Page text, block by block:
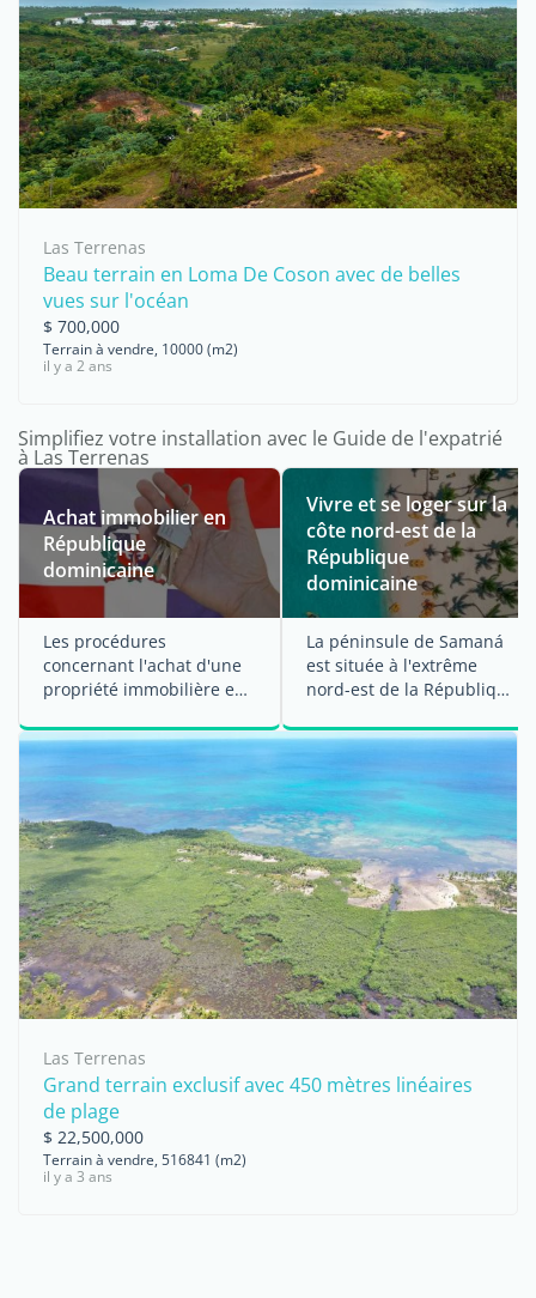
Las Terrenas
Beau terrain en Loma De Coson avec de belles
vues sur l'océan
$ 700,000
Terrain à vendre, 10000 (m2)
il y a 2 ans
Simplifiez votre installation avec le Guide de l'expatrié
à Las Terrenas
Achat immobilier en
République
dominicaine
Les procédures
concernant l'achat d'une
propriété immobilière en
Vivre et se loger sur la
côte nord-est de la
République
dominicaine
La péninsule de Samaná
est située à l'extrême
nord-est de la République
Las Terrenas
Grand terrain exclusif avec 450 mètres linéaires
de plage
$ 22,500,000
Terrain à vendre, 516841 (m2)
il y a 3 ans